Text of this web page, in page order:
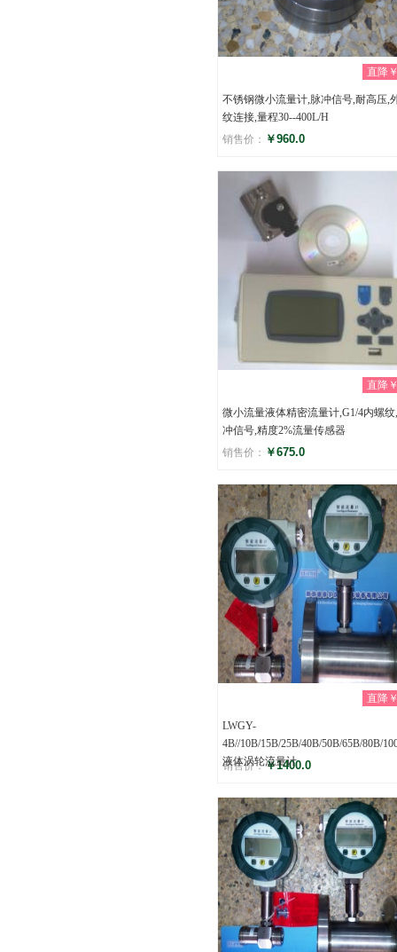
直降
不锈钢微小流量计,脉冲信号,耐高压,
纹连接,量程30--400L/H
销售价： ￥960.0
评分
直降
微小流量液体精密流量计,G1/4内螺
冲信号,精度2%流量传感器
销售价： ￥675.0
评分
(0)
直降
LWGY-
4B//10B/15B/25B/40B/50B/65B/80B/
液体涡轮流量计
销售价：￥1400.0
评分
(0)